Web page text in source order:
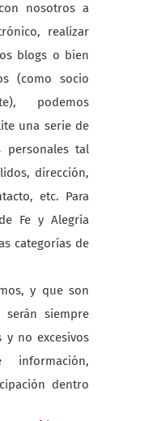
nosotros a
realizar
blogs o bien
(como socio
podemos
una serie de
personales tal
dirección,
etc. Para
Fe y Alegría
categorías de
y que son
siempre
y no excesivos
dentro